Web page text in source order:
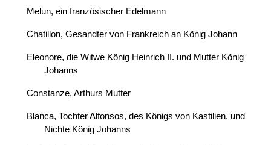
Melun, ein französischer Edelmann
Chatillon, Gesandter von Frankreich an König Johann
Eleonore, die Witwe König Heinrich II. und Mutter König
Johanns
Constanze, Arthurs Mutter
Blanca, Tochter Alfonsos, des Königs von Kastilien, und
Nichte König Johanns